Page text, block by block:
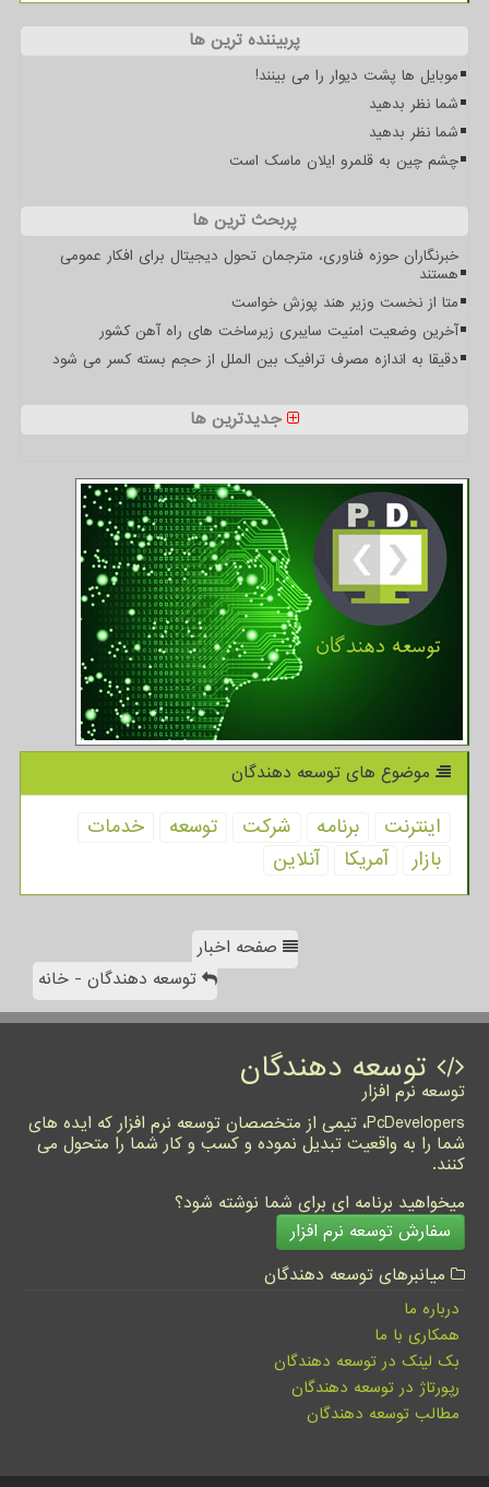
پربیننده ترین ها
موبایل ها پشت دیوار را می بینند!
شما نظر بدهید
شما نظر بدهید
چشم چین به قلمرو ایلان ماسک است
پربحث ترین ها
خبرنگاران حوزه فناوری، مترجمان تحول دیجیتال برای افکار عمومی
هستند
متا از نخست وزیر هند پوزش خواست
آخرین وضعیت امنیت سایبری زیرساخت های راه آهن کشور
دقیقا به اندازه مصرف ترافیک بین الملل از حجم بسته کسر می شود
جدیدترین ها
موضوع های توسعه دهندگان
اینترنت برنامه شركت توسعه
خدمات
بازار
آمریكا آنلاین
صفحه اخبار
توسعه دهندگان - خانه
توسعه دهندگان
توسعه نرم افزار
PcDevelopers، تیمی از متخصصان توسعه نرم افزار که ایده های
شما را به واقعیت تبدیل نموده و کسب و کار شما را متحول می
کنند.
میخواهید برنامه ای برای شما نوشته شود؟
سفارش توسعه نرم افزار
میانبرهای توسعه دهندگان
درباره ما
همکاری با ما
بک لینک در توسعه دهندگان
رپورتاژ در توسعه دهندگان
مطالب توسعه دهندگان